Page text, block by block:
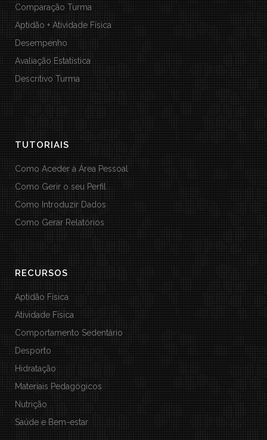
Comparação Turma
Aptidão + Atividade Física
Desempenho
Avaliação Estatística
Descritivo Turma
TUTORIAIS
Como Aceder à Área Pessoal
Como Gerir o seu Perfil
Como Introduzir Dados
Como Gerar Relatórios
RECURSOS
Aptidão Física
Atividade Física
Comportamento Sedentário
Desporto
Hidratação
Materiais Pedagógicos
Nutrição
Saúde e Bem-estar